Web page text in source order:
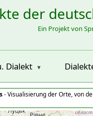
der
Ein Projekt von
Dialekt
- Visualisierung der Orte, von